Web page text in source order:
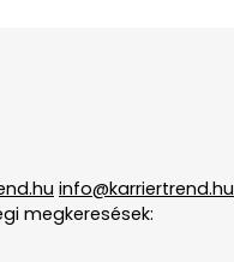
info@karriertrend.hu
megkeresések: